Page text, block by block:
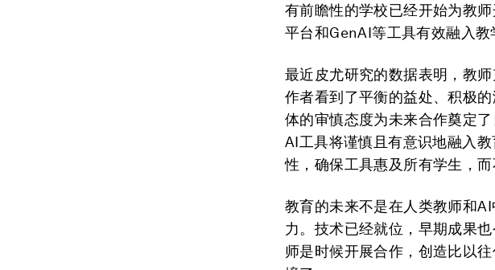
有前瞻性的学校已经开始为教
平台和GenAI等工具有效融入教
最近皮尤研究的数据表明，教师
作者看到了平衡的益处、积极
体的审慎态度为未来合作奠定
AI工具将谨慎且有意识地融入
性，确保工具惠及所有学生，
教育的未来不是在人类教师和
力。技术已经就位，早期成果
师是时候开展合作，创造比以